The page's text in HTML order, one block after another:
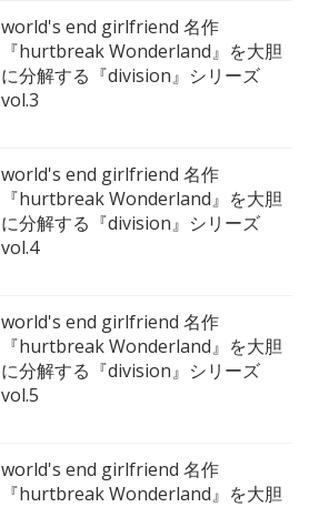
world's end girlfriend 名作
『hurtbreak Wonderland』を大胆
に分解する『division』シリーズ
vol.3
world's end girlfriend 名作
『hurtbreak Wonderland』を大胆
に分解する『division』シリーズ
vol.4
world's end girlfriend 名作
『hurtbreak Wonderland』を大胆
に分解する『division』シリーズ
vol.5
world's end girlfriend 名作
『hurtbreak Wonderland』を大胆